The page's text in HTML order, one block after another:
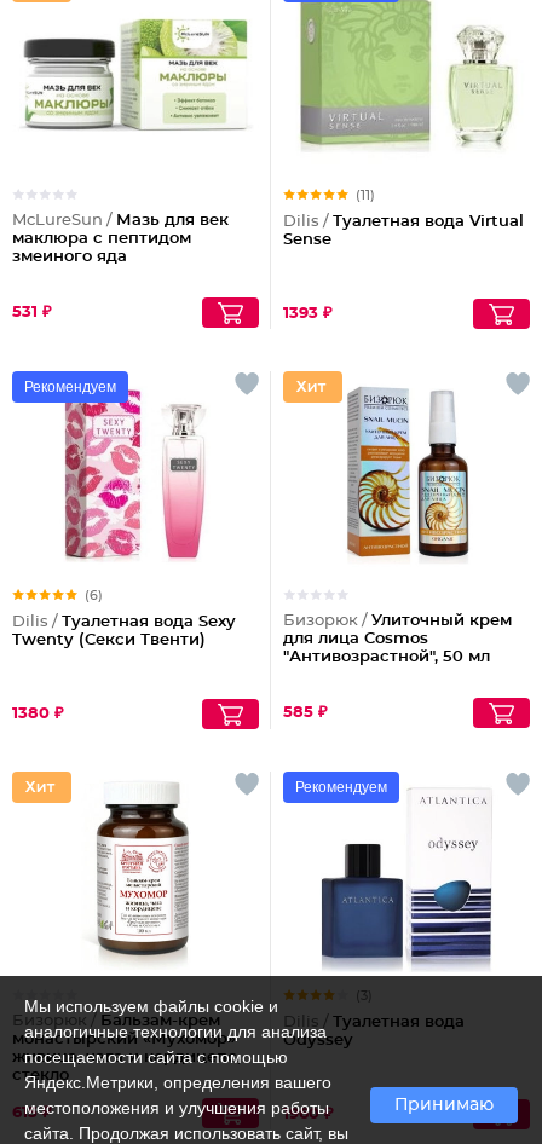
McLureSun / Мазь для век
маклюра с пептидом
змеиного яда
531 ₽
(11)
Dilis / Туалетная вода Virtual
Sense
1393 ₽
Рекомендуем
(6)
Dilis / Туалетная вода Sexy
Twenty (Секси Твенти)
1380 ₽
Бизорюк / Улиточный крем
для лица Cosmos
"Антивозрастной", 50 мл
585 ₽
Бизорюк / Бальзам-крем
монастырский «Мухомор»
живица, чага и кордицепс,
стекло
615 ₽
Рекомендуем
(3)
Dilis / Туалетная вода
Odyssey
1960 ₽
Мы используем файлы cookie и
аналогичные технологии для анализа
посещаемости сайта с помощью
Яндекс.Метрики, определения вашего
местоположения и улучшения работы
сайта. Продолжая использовать сайт, вы
Принимаю